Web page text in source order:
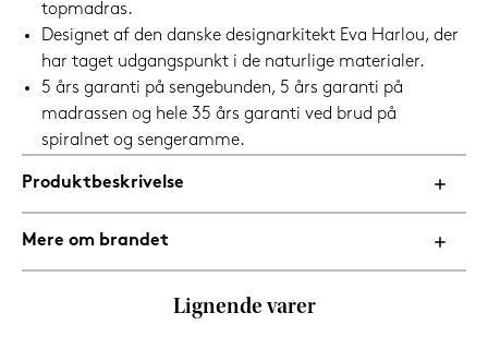
topmadras.
Designet af den danske designarkitekt Eva Harlou, der
har taget udgangspunkt i de naturlige materialer.
5 års garanti på sengebunden, 5 års garanti på
madrassen og hele 35 års garanti ved brud på
spiralnet og sengeramme.
Produktbeskrivelse
Mere om brandet
Lignende varer